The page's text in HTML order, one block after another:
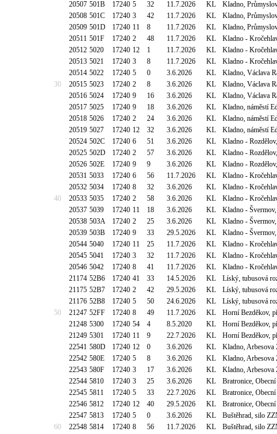
20507 501B 17240 5 32 11.7.2026 KL Kladno,
20508 501C 17240 3 42 11.7.2026 KL Kladno,
20509 501D 17240 11 8 11.7.2026 KL Kladno,
20511 501F 17240 2 48 11.7.2026 KL Kladno -
20512 5020 17240 12 1 11.7.2026 KL Kladno -
20513 5021 17240 3 8 11.7.2026 KL Kladno -
20514 5022 17240 5 0 3.6.2026 KL Kladno, Václava
30
20515 5023 17240 2 8 3.6.2026 KL Kladno, Václava
20516 5024 17240 9 16 3.6.2026 KL Kladno, Václava
20517 5025 17240 9 18 3.6.2026 KL Kladno, náměstí
20518 5026 17240 2 24 3.6.2026 KL Kladno, náměstí
20519 5027 17240 12 32 3.6.2026 KL Kladno, náměstí
20524 502C 17240 6 51 3.6.2026 KL Kladno -
20525 502D 17240 2 57 3.6.2026 KL Kladno -
20526 502E 17240 9 9 3.6.2026 KL Kladno -
20531 5033 17240 6 56 11.7.2026 KL Kladno -
20532 5034 17240 8 32 3.6.2026 KL Kladno -
40
20533 5035 17240 2 58 3.6.2026 KL Kladno -
20537 5039 17240 11 18 3.6.2026 KL Kladno -
20538 503A 17240 2 25 3.6.2026 KL Kladno -
20539 503B 17240 9 33 29.5.2026 KL Kladno -
20544 5040 17240 11 25 11.7.2026 KL Kladno -
20545 5041 17240 3 32 11.7.2026 KL Kladno -
20546 5042 17240 8 41 11.7.2026 KL Kladno -
21174 52B6 17240 41 33 14.5.2026 KL Líský, tubusová
21175 52B7 17240 2 42 29.5.2026 KL Líský, tubusová
21176 52B8 17240 5 50 24.6.2026 KL Líský, tubusová
50
21247 52FF 17240 8 49 11.7.2026 KL Horní Bezděkov,
21248 5300 17240 54 4 8.5.2020 KL Horní Bezděkov,
21249 5301 17240 11 9 22.7.2026 KL Horní Bezděkov,
22541 580D 17240 12 0 3.6.2026 KL Kladno, Arbesova
22542 580E 17240 5 8 3.6.2026 KL Kladno, Arbesova
22543 580F 17240 3 17 3.6.2026 KL Kladno, Arbesova
22544 5810 17240 3 25 3.6.2026 KL Bratronice,
22545 5811 17240 5 33 22.7.2026 KL Bratronice,
22546 5812 17240 12 40 29.5.2026 KL Bratronice,
22547 5813 17240 5 0 3.6.2026 KL Buštěhrad, silo
60
22548 5814 17240 8 56 11.7.2026 KL Buštěhrad, silo